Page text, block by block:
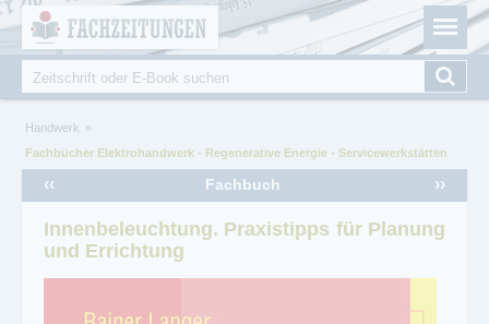
Fachzeitungen.de - Das unabhängige Portal für
Fachmagazine Fachpublikationen & eBooks
Suchformular
Suche
Sie sind hier
Handwerk
Fachbücher Elektrohandwerk - Regenerative Energie - Servicewerkstätten
Fachbuch
‹‹ ››
Innenbeleuchtung. Praxistipps für Planung
und Errichtung
Cookie-Einstellungen